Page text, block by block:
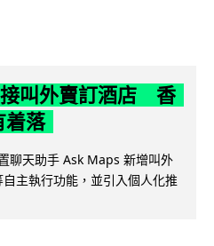
叫外賣訂酒店 香
着落
聊天助手 Ask Maps 新增叫外
主執行功能，並引入個人化推